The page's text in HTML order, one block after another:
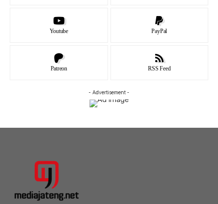
Youtube PayPal
Patreon RSS Feed
- Advertisement -